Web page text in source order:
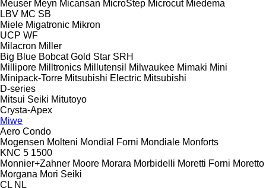
Meuser Meyn Micansan MicroStep Microcut Miedema
LBV MC SB
Miele Migatronic Mikron
UCP WF
Milacron Miller
Big Blue Bobcat Gold Star SRH
Millipore Milltronics Millutensil Milwaukee Mimaki Mini
Minipack-Torre Mitsubishi Electric Mitsubishi
D-series
Mitsui Seiki Mitutoyo
Crysta-Apex
Miwe
Aero Condo
Mogensen Molteni Mondial Forni Mondiale Monforts
KNC 5 1500
Monnier+Zahner Moore Morara Morbidelli Moretti Forni Moretto
Morgana Mori Seiki
CL NL